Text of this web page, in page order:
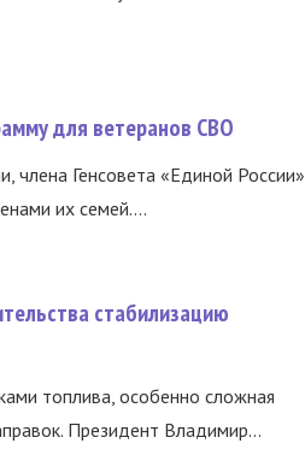
для ветеранов СВО
члена Генсовета «Единой России»
их семей....
стабилизацию
топлива, особенно сложная
Президент Владимир...